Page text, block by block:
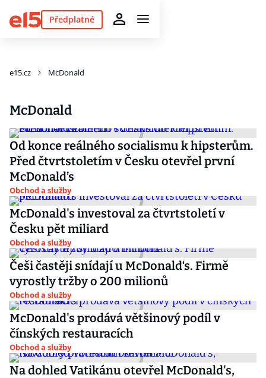
Předplatné
e15.cz McDonald
McDonald
Od konce reálného socialismu k hipsterům.
Před čtvrtstoletím v Česku otevřel první
McDonald’s
Obchod a služby
McDonald's investoval za čtvrtstoletí v
Česku pět miliard
Obchod a služby
Češi častěji snídají u McDonald‘s. Firmě
vyrostly tržby o 200 milionů
Obchod a služby
McDonald's prodává většinový podíl v
čínských restauracích
Obchod a služby
Na dohled Vatikánu otevřel McDonald's,